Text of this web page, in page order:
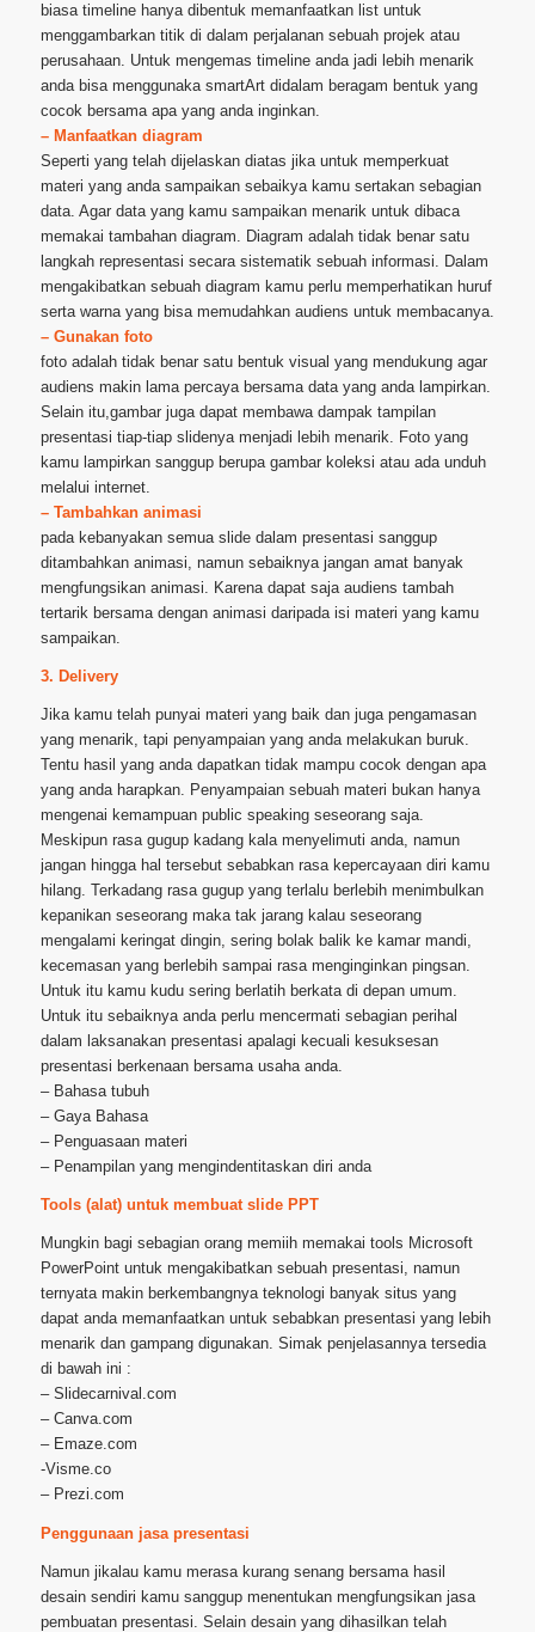
biasa timeline hanya dibentuk memanfaatkan list untuk
menggambarkan titik di dalam perjalanan sebuah projek atau
perusahaan. Untuk mengemas timeline anda jadi lebih menarik
anda bisa menggunaka smartArt didalam beragam bentuk yang
cocok bersama apa yang anda inginkan.
– Manfaatkan diagram
Seperti yang telah dijelaskan diatas jika untuk memperkuat
materi yang anda sampaikan sebaikya kamu sertakan sebagian
data. Agar data yang kamu sampaikan menarik untuk dibaca
memakai tambahan diagram. Diagram adalah tidak benar satu
langkah representasi secara sistematik sebuah informasi. Dalam
mengakibatkan sebuah diagram kamu perlu memperhatikan huruf
serta warna yang bisa memudahkan audiens untuk membacanya.
– Gunakan foto
foto adalah tidak benar satu bentuk visual yang mendukung agar
audiens makin lama percaya bersama data yang anda lampirkan.
Selain itu,gambar juga dapat membawa dampak tampilan
presentasi tiap-tiap slidenya menjadi lebih menarik. Foto yang
kamu lampirkan sanggup berupa gambar koleksi atau ada unduh
melalui internet.
– Tambahkan animasi
pada kebanyakan semua slide dalam presentasi sanggup
ditambahkan animasi, namun sebaiknya jangan amat banyak
mengfungsikan animasi. Karena dapat saja audiens tambah
tertarik bersama dengan animasi daripada isi materi yang kamu
sampaikan.
3. Delivery
Jika kamu telah punyai materi yang baik dan juga pengamasan
yang menarik, tapi penyampaian yang anda melakukan buruk.
Tentu hasil yang anda dapatkan tidak mampu cocok dengan apa
yang anda harapkan. Penyampaian sebuah materi bukan hanya
mengenai kemampuan public speaking seseorang saja.
Meskipun rasa gugup kadang kala menyelimuti anda, namun
jangan hingga hal tersebut sebabkan rasa kepercayaan diri kamu
hilang. Terkadang rasa gugup yang terlalu berlebih menimbulkan
kepanikan seseorang maka tak jarang kalau seseorang
mengalami keringat dingin, sering bolak balik ke kamar mandi,
kecemasan yang berlebih sampai rasa menginginkan pingsan.
Untuk itu kamu kudu sering berlatih berkata di depan umum.
Untuk itu sebaiknya anda perlu mencermati sebagian perihal
dalam laksanakan presentasi apalagi kecuali kesuksesan
presentasi berkenaan bersama usaha anda.
– Bahasa tubuh
– Gaya Bahasa
– Penguasaan materi
– Penampilan yang mengindentitaskan diri anda
Tools (alat) untuk membuat slide PPT
Mungkin bagi sebagian orang memiih memakai tools Microsoft
PowerPoint untuk mengakibatkan sebuah presentasi, namun
ternyata makin berkembangnya teknologi banyak situs yang
dapat anda memanfaatkan untuk sebabkan presentasi yang lebih
menarik dan gampang digunakan. Simak penjelasannya tersedia
di bawah ini :
– Slidecarnival.com
– Canva.com
– Emaze.com
-Visme.co
– Prezi.com
Penggunaan jasa presentasi
Namun jikalau kamu merasa kurang senang bersama hasil
desain sendiri kamu sanggup menentukan mengfungsikan jasa
pembuatan presentasi. Selain desain yang dihasilkan telah